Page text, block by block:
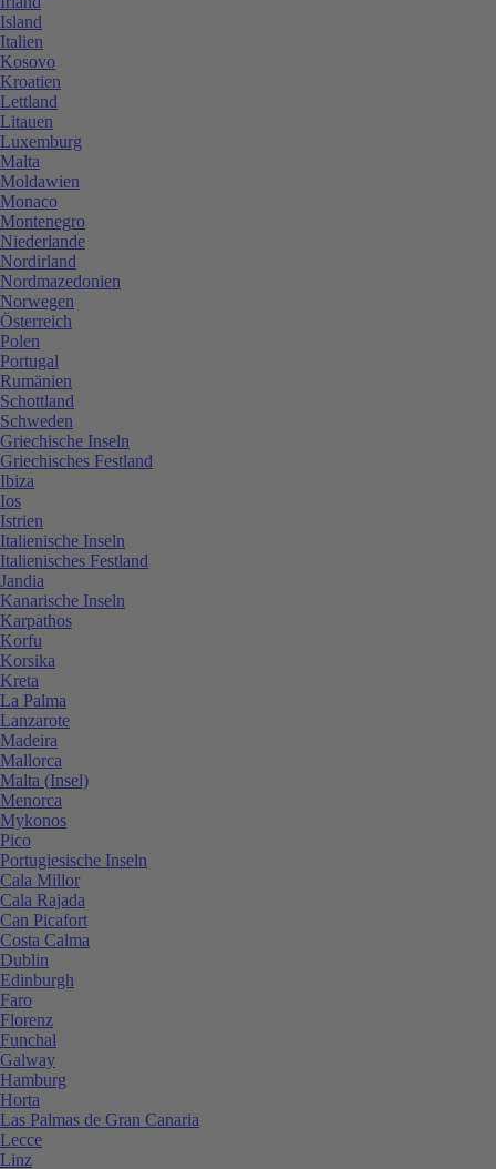
Island
Italien
Kosovo
Kroatien
Lettland
Litauen
Luxemburg
Malta
Moldawien
Monaco
Montenegro
Niederlande
Nordirland
Nordmazedonien
Norwegen
Österreich
Polen
Portugal
Rumänien
Schottland
Schweden
Griechische Inseln
Griechisches Festland
Ibiza
Ios
Istrien
Italienische Inseln
Italienisches Festland
Jandia
Kanarische Inseln
Karpathos
Korfu
Korsika
Kreta
La Palma
Lanzarote
Madeira
Mallorca
Malta (Insel)
Menorca
Mykonos
Pico
Portugiesische Inseln
Cala Millor
Cala Rajada
Can Picafort
Costa Calma
Dublin
Edinburgh
Faro
Florenz
Funchal
Galway
Hamburg
Horta
Las Palmas de Gran Canaria
Lecce
Linz